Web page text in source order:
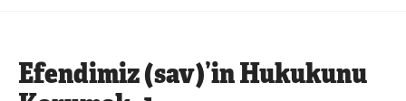
Efendimiz (sav)’in Hukukunu